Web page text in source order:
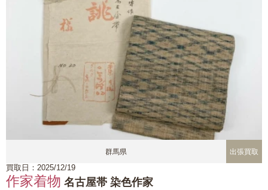
群馬県 出張買取
買取日：2025/12/19
作家着物 名古屋帯 染色作家